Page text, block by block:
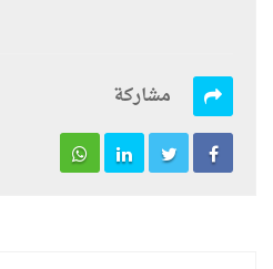
مشاركة